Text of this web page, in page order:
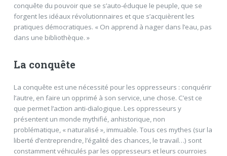
conquête du pouvoir que se s’auto-éduque le peuple, que se
forgent les idéaux révolutionnaires et que s’acquièrent les
pratiques démocratiques. « On apprend à nager dans l’eau, pas
dans une bibliothèque. »
La conquête
La conquête est une nécessité pour les oppresseurs : conquérir
l’autre, en faire un opprimé à son service, une chose. C’est ce
que permet l’action anti-dialogique. Les oppresseurs y
présentent un monde mythifié, anhistorique, non
problématique, « naturalisé », immuable. Tous ces mythes (sur la
liberté d’entreprendre, l’égalité des chances, le travail…) sont
constamment véhiculés par les oppresseurs et leurs courroies